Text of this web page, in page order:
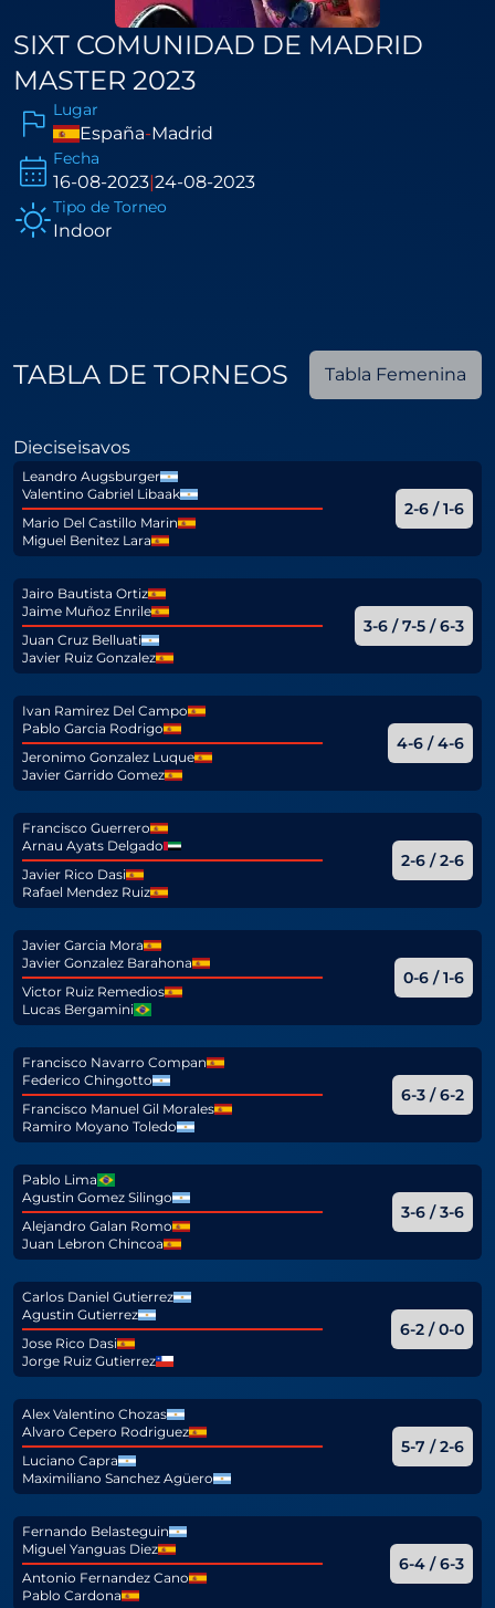
SIXT COMUNIDAD DE MADRID
MASTER 2023
Lugar
España-Madrid
Fecha
16-08-2023|24-08-2023
Tipo de Torneo
Indoor
TABLA DE TORNEOS Tabla Femenina
Dieciseisavos
Leandro Augsburger
Valentino Gabriel Libaak
Mario Del Castillo Marin
Miguel Benitez Lara
2-6 / 1-6
Jairo Bautista Ortiz
Jaime Muñoz Enrile
Juan Cruz Belluati
Javier Ruiz Gonzalez
3-6 / 7-5 / 6-3
Ivan Ramirez Del Campo
Pablo Garcia Rodrigo
Jeronimo Gonzalez Luque
Javier Garrido Gomez
4-6 / 4-6
Francisco Guerrero
Arnau Ayats Delgado
Javier Rico Dasi
Rafael Mendez Ruiz
2-6 / 2-6
Javier Garcia Mora
Javier Gonzalez Barahona
Victor Ruiz Remedios
Lucas Bergamini
0-6 / 1-6
Francisco Navarro Compan
Federico Chingotto
Francisco Manuel Gil Morales
Ramiro Moyano Toledo
6-3 / 6-2
Pablo Lima
Agustin Gomez Silingo
Alejandro Galan Romo
Juan Lebron Chincoa
3-6 / 3-6
Carlos Daniel Gutierrez
Agustin Gutierrez
Jose Rico Dasi
Jorge Ruiz Gutierrez
6-2 / 0-0
Alex Valentino Chozas
Alvaro Cepero Rodriguez
Luciano Capra
Maximiliano Sanchez Agüero
5-7 / 2-6
Fernando Belasteguin
Miguel Yanguas Diez
Antonio Fernandez Cano
Pablo Cardona
6-4 / 6-3